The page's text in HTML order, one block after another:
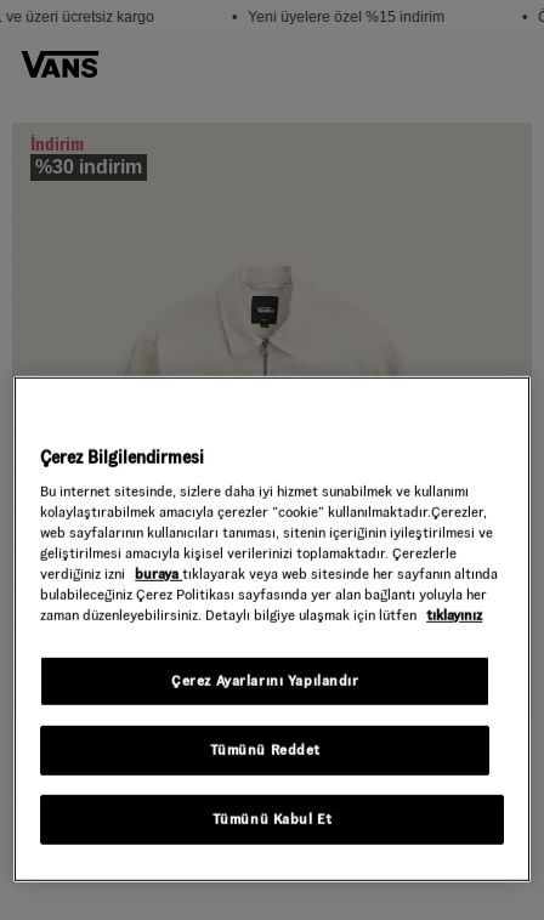
üzeri ücretsiz kargo • Yeni üyelere özel %15 indirim •
İndirim
%30 indirim
DENIM STATION CEKET
Style : VN000T6EGCF1
5.219,40 TL 8.699,00 TL
Natural Seed
Çerez Bilgilendirmesi
Bu internet sitesinde, sizlere daha iyi hizmet sunabilmek ve kullanımı
kolaylaştırabilmek amacıyla çerezler ”cookie” kullanılmaktadır.Çerezler,
web sayfalarının kullanıcıları tanıması, sitenin içeriğinin iyileştirilmesi ve
geliştirilmesi amacıyla kişisel verilerinizi toplamaktadır. Çerezlerle
verdiğiniz izni
burayatıklayarak veya web sitesinde her sayfanın altında
bulabileceğiniz Çerez Politikası sayfasında yer alan bağlantı yoluyla her
zaman düzenleyebilirsiniz. Detaylı bilgiye ulaşmak için lütfen tıklayınız
Tümünü Reddet
Tümünü Kabul Et
Çerez Ayarlarını Yapılandır